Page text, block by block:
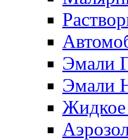
Эмали
Эмали
Жидкое